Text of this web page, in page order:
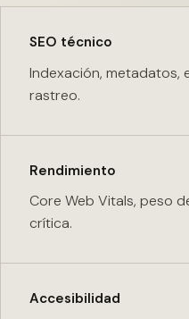
SEO técnico
Indexación, metadatos,
rastreo.
Rendimiento
Core Web Vitals, peso
crítica.
Accesibilidad